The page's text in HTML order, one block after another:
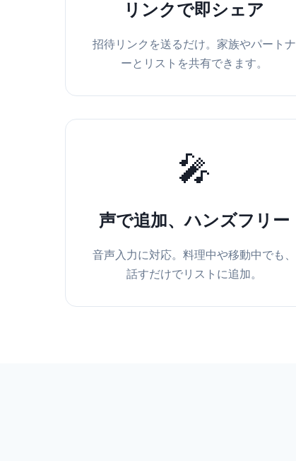
リンクで即シェア
招待リンクを送るだけ。家族やパートナ
ーとリストを共有できます。
🎤
声で追加、ハンズフリー
音声入力に対応。料理中や移動中でも、
話すだけでリストに追加。